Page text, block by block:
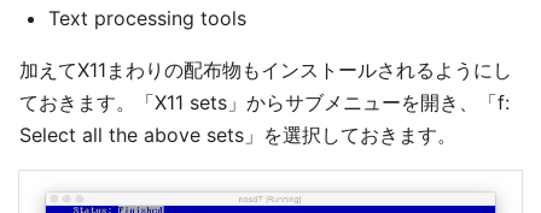
Text processing tools
加えてX11まわりの配布物もインストールされるようにし
ておきます。「X11 sets」からサブメニューを開き、「f:
Select all the above sets」を選択しておきます。